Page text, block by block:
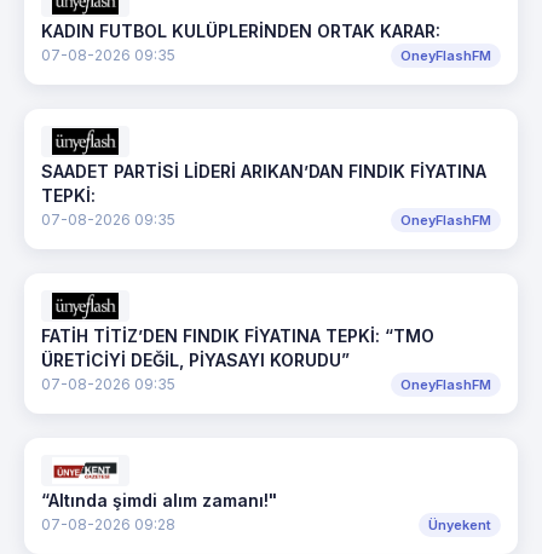
KADIN FUTBOL KULÜPLERİNDEN ORTAK KARAR:
07-08-2026 09:35 OneyFlashFM
SAADET PARTİSİ LİDERİ ARIKAN’DAN FINDIK FİYATINA
TEPKİ:
07-08-2026 09:35 OneyFlashFM
FATİH TİTİZ’DEN FINDIK FİYATINA TEPKİ: “TMO
ÜRETİCİYİ DEĞİL, PİYASAYI KORUDU”
07-08-2026 09:35 OneyFlashFM
“Altında şimdi alım zamanı!"
07-08-2026 09:28 Ünyekent